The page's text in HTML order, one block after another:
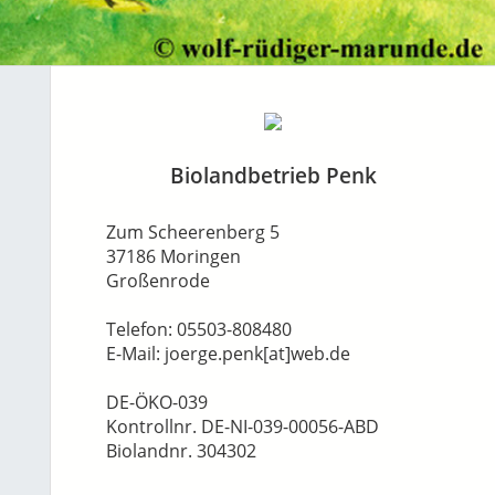
Biolandbetrieb Penk
Zum Scheerenberg 5
37186 Moringen
Großenrode
Telefon: 05503-808480
E-Mail: joerge.penk[at]web.de
DE-ÖKO-039
Kontrollnr. DE-NI-039-00056-ABD
Biolandnr. 304302